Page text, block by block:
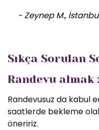
- Zeynep M.,
Sıkça Sorulan
Randevu almak
Randevusuz da kabul
saatlerde bekleme
öneririz.